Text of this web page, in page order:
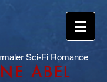
Sci-Fi Romance
ABEL